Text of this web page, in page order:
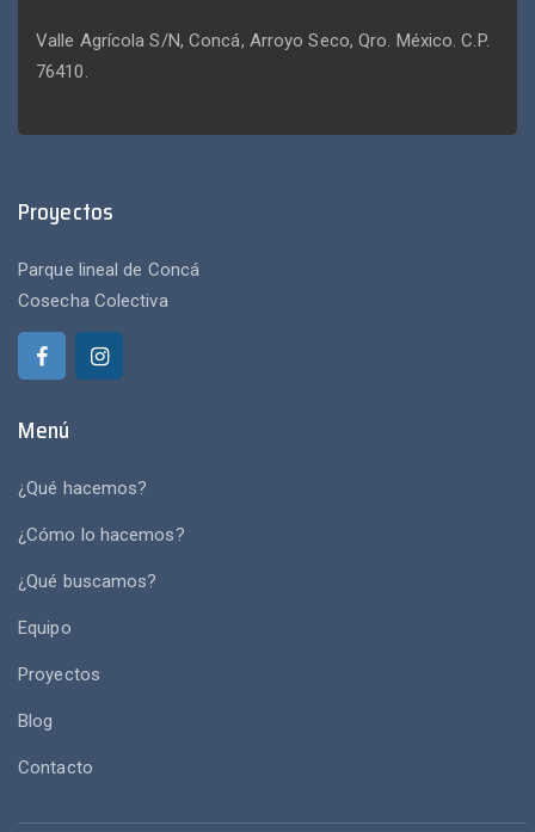
Valle Agrícola S/N, Concá, Arroyo Seco, Qro. México. C.P.
76410.
Proyectos
Parque lineal de Concá
Cosecha Colectiva
Menú
¿Qué hacemos?
¿Cómo lo hacemos?
¿Qué buscamos?
Equipo
Proyectos
Blog
Contacto